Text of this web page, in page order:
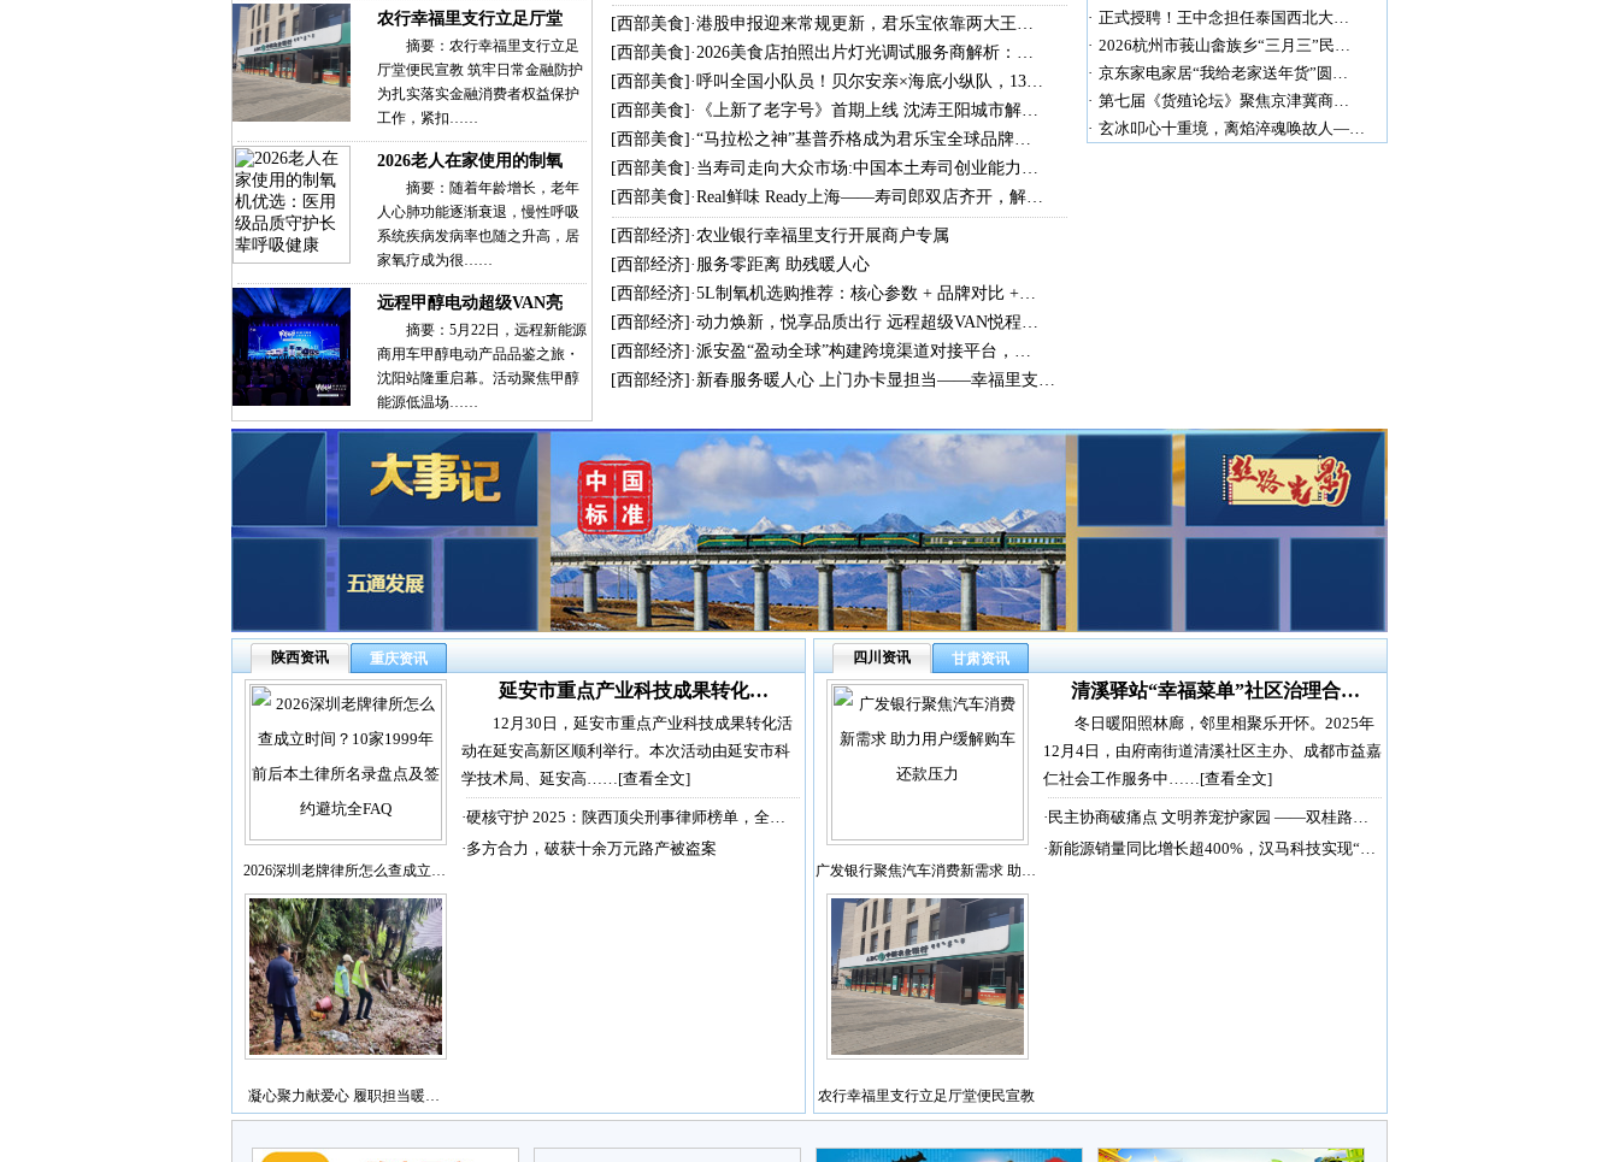
农行幸福里支行立足厅堂
摘要：农行幸福里支行立足
厅堂便民宣教 筑牢日常金融防护
为扎实落实金融消费者权益保护
工作，紧扣……
2026老人在家使用的制氧
摘要：随着年龄增长，老年
人心肺功能逐渐衰退，慢性呼吸
系统疾病发病率也随之升高，居
家氧疗成为很……
远程甲醇电动超级VAN亮
摘要：5月22日，远程新能源
商用车甲醇电动产品品鉴之旅・
沈阳站隆重启幕。活动聚焦甲醇
能源低温场……
[西部美食]·港股申报迎来常规更新，君乐宝依靠两大王…
[西部美食]·2026美食店拍照出片灯光调试服务商解析：…
[西部美食]·呼叫全国小队员！贝尔安亲×海底小纵队，13…
[西部美食]·
《上新了老字号》首期上线 沈涛王阳城市解…
[西部美食]·“马拉松之神”基普乔格成为君乐宝全球品牌…
[西部美食]· 当寿司走向大众市场:中国本土寿司创业能力…
[西部美食]·Real鲜味 Ready上海——寿司郎双店齐开，解…
[西部经济]·农业银行幸福里支行开展商户专属
[西部经济]· 服务零距离 助残暖人心
[西部经济]·5L制氧机选购推荐：核心参数 + 品牌对比 +…
[西部经济]·动力焕新，悦享品质出行 远程超级VAN悦程…
[西部经济]·派安盈“盈动全球”构建跨境渠道对接平台，…
[西部经济]· 新春服务暖人心 上门办卡显担当——幸福里支…
· 正式授聘！王中念担任泰国西北大…
· 2026杭州市莪山畲族乡“三月三”民…
· 京东家电家居“我给老家送年货”圆…
· 第七届《货殖论坛》聚焦京津冀商…
· 玄冰叩心十重境，离焰淬魂唤故人—…
陕西资讯 重庆资讯
2026深圳老牌律所怎么查成立…
凝心聚力献爱心 履职担当暖…
延安市重点产业科技成果转化…
12月30日，延安市重点产业科技成果转化活
动在延安高新区顺利举行。本次活动由延安市科
学技术局、延安高……[查看全文]
·硬核守护 2025：陕西顶尖刑事律师榜单，全…
·多方合力，破获十余万元路产被盗案
四川资讯 甘肃资讯
广发银行聚焦汽车消费新需求 助…
农行幸福里支行立足厅堂便民宣教
清溪驿站“幸福菜单”社区治理合…
冬日暖阳照林廊，邻里相聚乐开怀。2025年
12月4日，由府南街道清溪社区主办、成都市益嘉
仁社会工作服务中……[查看全文]
· 民主协商破痛点 文明养宠护家园 ——双桂路…
·新能源销量同比增长超400%，汉马科技实现“…